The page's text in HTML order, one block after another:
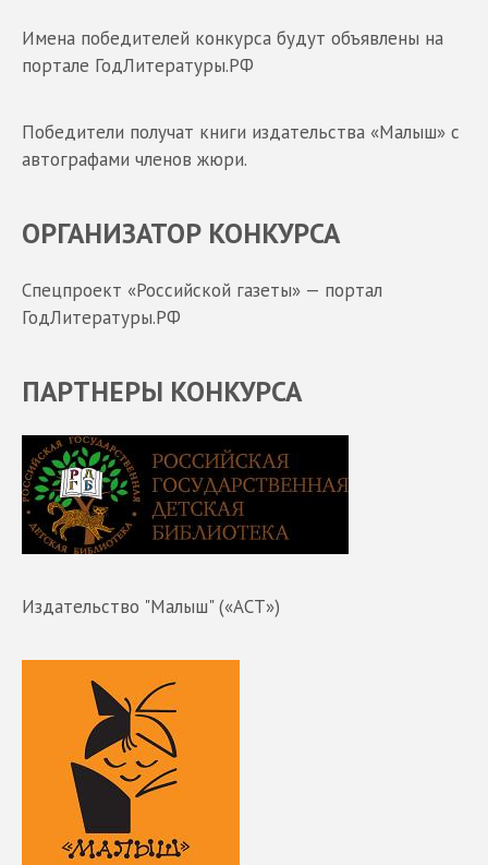
Имена победителей конкурса будут объявлены на
портале ГодЛитературы.РФ
Победители получат книги издательства «Малыш» с
автографами членов жюри.
ОРГАНИЗАТОР КОНКУРСА
Спецпроект «Российской газеты» — портал
ГодЛитературы.РФ
ПАРТНЕРЫ КОНКУРСА
Издательство "Малыш" («АСТ»)